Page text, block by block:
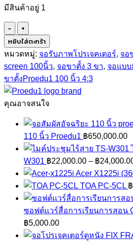
มีสินค้าอยู่ 1
จำนวน
จอ
โปรเจคเตอร์
ขา
ตั้ง
100
นิ้ว
Proedu1
ชิ้น
หยิบใส่ตะกร้า
หมวดหมู่: จอรับภาพโปรเจคเตอร์, จอ
screen 100นิ้ว, จอขาตั้ง 3 ขา, จอแบ
ขาตั้งProedu1 100 นิ้ว 4:3
คุณอาจสนใจ
110 นิ้ว Proedu1 ฿650,000.00
W301 ฿22,000.00 – ฿
Acer X1225i
TOA PC-5CL ฿
ซอฟต์แวร์สื่อการเรียนการสอน
฿5,000.00